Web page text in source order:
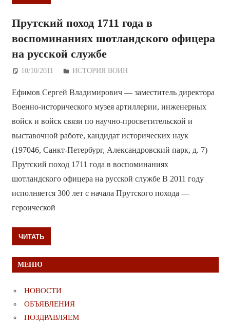
Прутский поход 1711 года в
воспоминаниях шотландского офицера
на русской службе
10/10/2011 Дежурный по Редакции
ИСТОРИЯ ВОИН
Ефимов Сергей Владимирович — заместитель директора
Военно-исторического музея артиллерии, инженерных
войск и войск связи по научно-просветительской и
выставочной работе, кандидат исторических наук
(197046, Санкт-Петербург, Александровский парк, д. 7)
Прутский поход 1711 года в воспоминаниях
шотландского офицера на русской службе В 2011 году
исполняется 300 лет с начала Прутского похода —
героической
ЧИТАТЬ
МЕНЮ
НОВОСТИ
ОБЪЯВЛЕНИЯ
ПОЗДРАВЛЯЕМ